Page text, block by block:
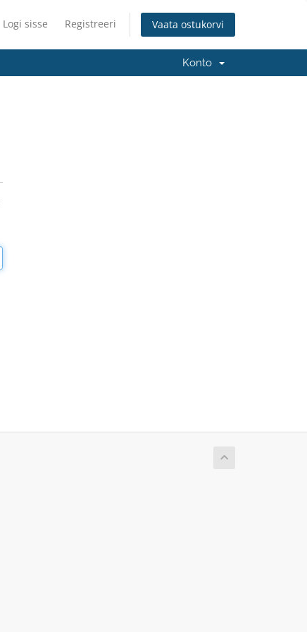
Logi sisse Registreeri Vaata ostukorvi
Konto